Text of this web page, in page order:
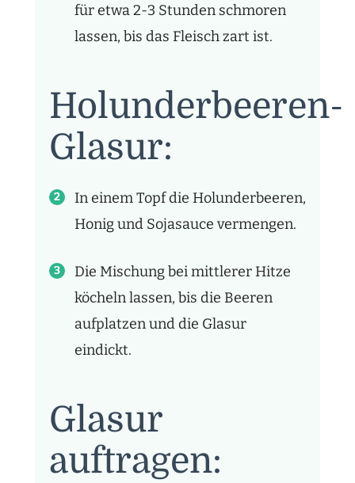
für etwa 2-3 Stunden schmoren
lassen, bis das Fleisch zart ist.
Holunderbeeren-
Glasur:
In einem Topf die Holunderbeeren,
Honig und Sojasauce vermengen.
Die Mischung bei mittlerer Hitze
köcheln lassen, bis die Beeren
aufplatzen und die Glasur
eindickt.
Glasur
auftragen: